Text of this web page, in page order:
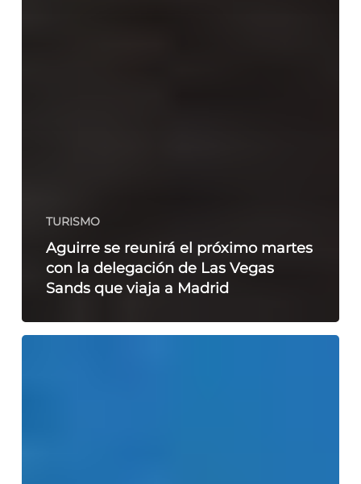
TURISMO
Aguirre se reunirá el próximo martes
con la delegación de Las Vegas
Sands que viaja a Madrid